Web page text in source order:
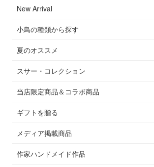
New Arrival
小鳥の種類から探す
夏のオススメ
スサー・コレクション
当店限定商品＆コラボ商品
ギフトを贈る
メディア掲載商品
作家ハンドメイド作品